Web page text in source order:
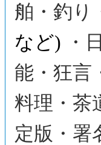
舶・釣り
など)
・
能・狂言
料理・茶
定版・署